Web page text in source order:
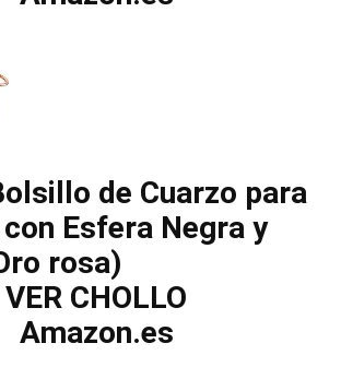
de Cuarzo para
Esfera Negra y
rosa)
VER CHOLLO
Amazon.es